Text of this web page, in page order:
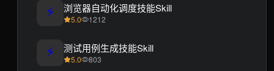
⚡ 浏览器自动化调度技能Skill
5.0 1212
⚡ 测试用例生成技能Skill
5.0 803